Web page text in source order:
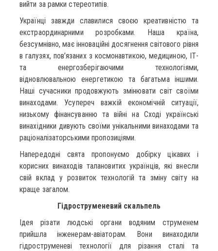
вийти за рамки стереотипів.
Українці завжди славилися своєю креативністю та
екстраординарними розробками. Наша країна,
безсумнівно, має інноваційні досягнення світового рівня
в галузях, пов’язаних з космонавтикою, медициною, ІТ-
та енергозберігаючими технологіями,
відновлювальною енергетикою та багатьма іншими.
Наші сучасники продовжують змінювати світ своїми
винаходами. Усупереч важкій економічній ситуації,
низькому фінансуванню та війні на Сході українські
винахідники дивують своїми унікальними винаходами та
раціоналізаторськими пропозиціями.
Напередодні свята пропонуємо добірку цікавих і
корисних винаходів талановитих українців, які внесли
свій вклад у розвиток технологій та зміну світу на
краще загалом.
Гідроструменевий скальпель
Ідея різати людські органи водяним струменем
прийшла інженерам-авіаторам. Вони винаходили
гідроструменеві технології для різання сталі та